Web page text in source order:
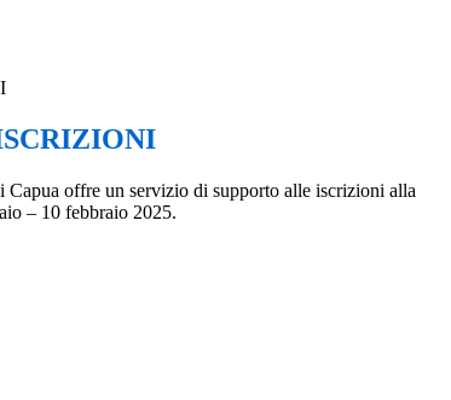
offre un servizio di supporto alle iscrizioni alla
– 10 febbraio 2025.